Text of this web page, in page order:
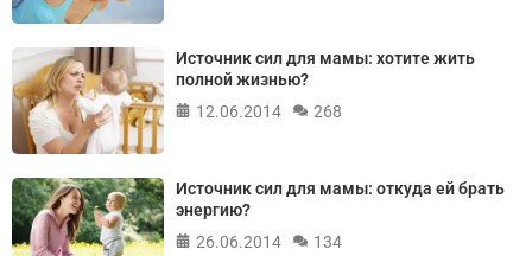
Источник сил для мамы: хотите жить
полной жизнью?
12.06.2014
268
Источник сил для мамы: откуда ей брать
энергию?
26.06.2014
134